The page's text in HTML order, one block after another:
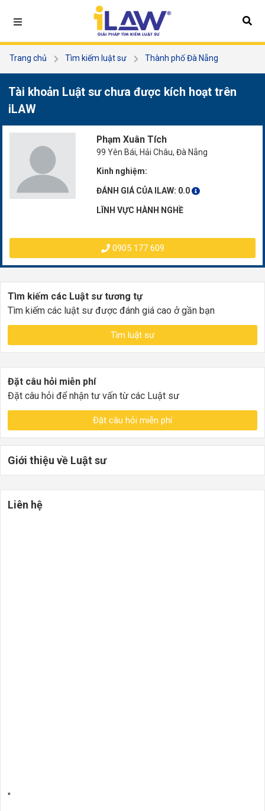
Trang chủ Tìm kiếm luật sư
Thành phố Đà Nẵng
Tài khoản Luật sư chưa được kích hoạt trên
iLAW
Phạm Xuân Tích
99 Yên Bái, Hải Châu, Đà Nẵng
Kinh nghiệm:
ĐÁNH GIÁ CỦA ILAW: 0.0
LĨNH VỰC HÀNH NGHỀ
0905 177 609
Tìm kiếm các Luật sư tương tự
Tìm kiếm các luật sư được đánh giá cao ở gần bạn
Tìm luật sư
Đặt câu hỏi miễn phí
Đặt câu hỏi để nhận tư vấn từ các Luật sư
Đặt câu hỏi miễn phí
Giới thiệu về Luật sư
Liên hệ
"